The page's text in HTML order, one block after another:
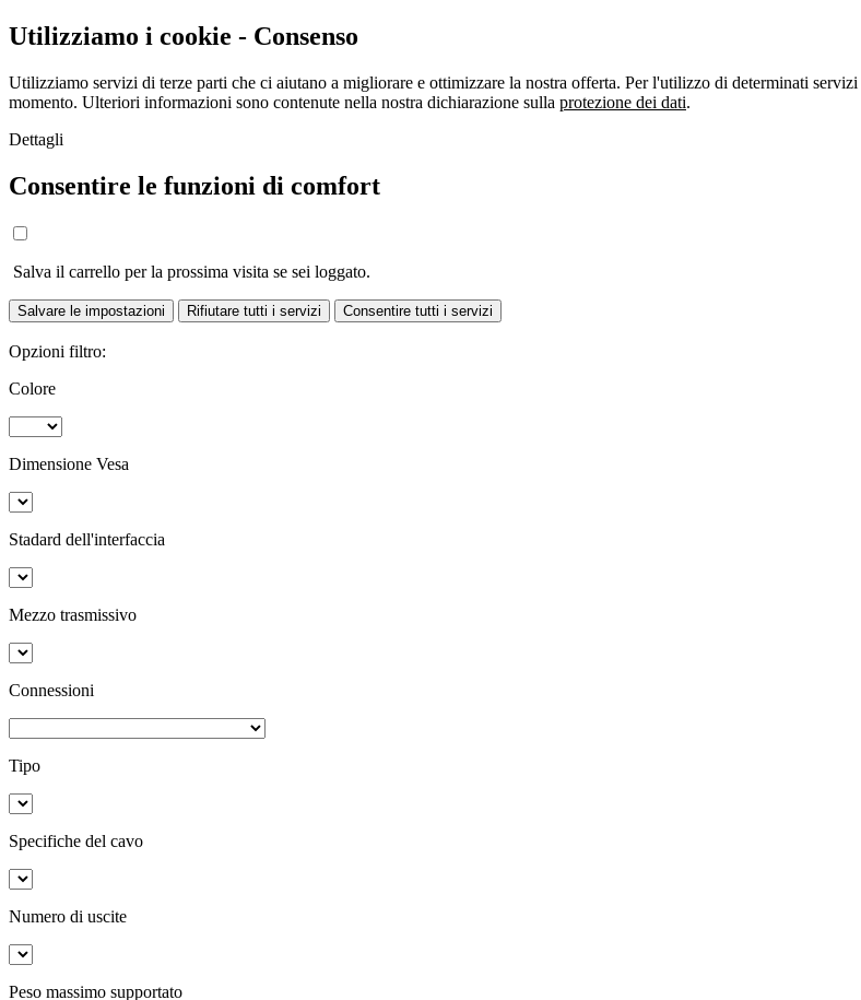
Utilizziamo i cookie - Consenso
Utilizziamo servizi di terze parti che ci aiutano a migliorare e ottimizzare la nostra offerta. Per l'utilizzo di determinati
momento. Ulteriori informazioni sono contenute nella nostra dichiarazione sulla protezione dei dati.
Dettagli
Consentire le funzioni di comfort
Salva il carrello per la prossima visita se sei loggato.
Salvare le impostazioni Rifiutare tutti i servizi Consentire tutti i servizi
Opzioni filtro:
Colore
Dimensione Vesa
Stadard dell'interfaccia
Mezzo trasmissivo
Connessioni
Tipo
Specifiche del cavo
Numero di uscite
Peso massimo supportato